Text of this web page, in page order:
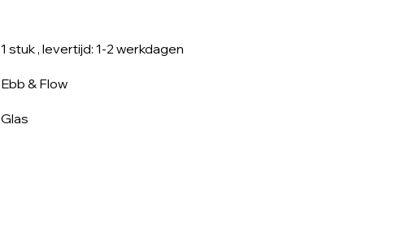
1 stuk, levertijd: 1-2 werkdagen
Ebb & Flow
Glas